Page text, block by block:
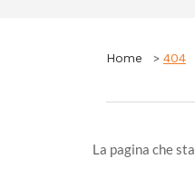
Home 404
La pagina che